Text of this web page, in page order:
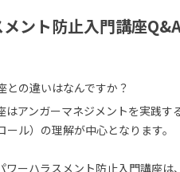
ント防止入門講座
との違いはなんですか？
はアンガーマネジメントを実践
ル）の理解が中心となります。
ワーハラスメント防止入門講座